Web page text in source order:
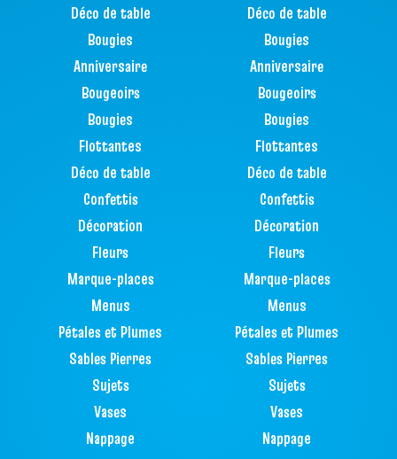
Déco de table
Bougies
Anniversaire
Bougeoirs
Bougies
Flottantes
Déco de table
Confettis
Décoration
Fleurs
Marque-places
Menus
Pétales et Plumes
Sables Pierres
Sujets
Vases
Nappage
Déco de table
Bougies
Anniversaire
Bougeoirs
Bougies
Flottantes
Déco de table
Confettis
Décoration
Fleurs
Marque-places
Menus
Pétales et Plumes
Sables Pierres
Sujets
Vases
Nappage